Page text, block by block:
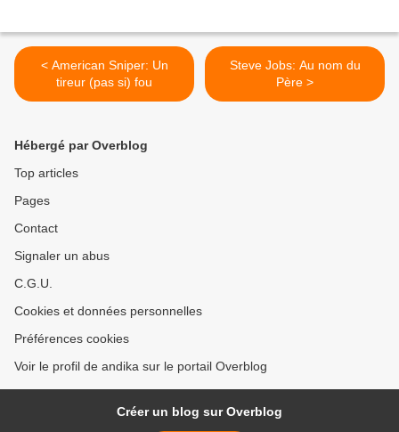
< American Sniper: Un
tireur (pas si) fou
Steve Jobs: Au nom du
Père >
Hébergé par Overblog
Top articles
Pages
Contact
Signaler un abus
C.G.U.
Cookies et données personnelles
Préférences cookies
Voir le profil de andika sur le portail Overblog
Créer un blog sur Overblog